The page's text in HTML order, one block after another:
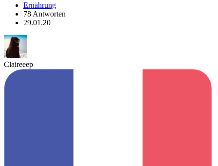
Ernährung
78 Antworten
29.01.20
Claireeep